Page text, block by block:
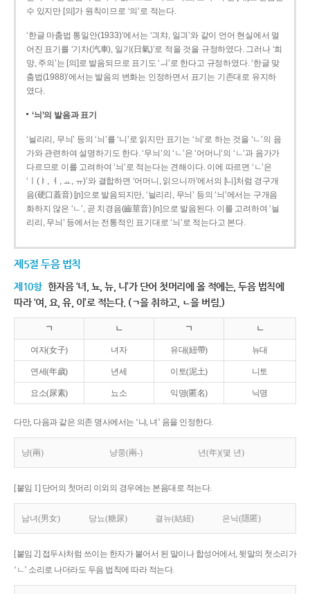
수 있지만 [의]가 원칙이므로 ‘의’로 적는다.
‘한글 마춤법 통일안(1933)’에서는 ‘긔챠, 일긔’와 같이 언어 현실에서 멀
어진 표기를 ‘기차(汽車), 일기(日氣)’로 적을 것을 규정하였다. 그러나 ‘희
망, 주의’는 [의]로 발음되므로 표기도 ‘ㅢ’로 한다고 규정하였다. ‘한글 맞
춤법(1988)’에서는 발음의 변화는 인정하면서 표기는 기존대로 유지하
였다.
‘늬’의 발음과 표기
‘늴리리, 무늬’ 등의 ‘늬’를 ‘니’로 읽지만 표기는 ‘늬’로 하는 것을 ‘ㄴ’의 음
가와 관련하여 설명하기도 한다. ‘무늬’의 ‘ㄴ’은 ‘어머니’의 ‘ㄴ’과 음가가
다르므로 이를 고려하여 ‘늬’로 적는다는 견해이다. 이에 따르면 ‘ㄴ’은
‘ㅣ(ㅑ, ㅕ, ㅛ, ㅠ)’와 결합하면 ‘어머니, 읽으니까’에서의 [니]처럼 경구개
음(硬口蓋音) [ɲ]으로 발음되지만, ‘늴리리, 무늬’ 등의 ‘늬’에서는 구개음
화하지 않은 ‘ㄴ’, 곧 치경음(齒莖音) [n]으로 발음된다. 이를 고려하여 ‘늴
리리, 무늬’ 등에서는 전통적인 표기대로 ‘늬’로 적는다고 본다.
제5절 두음 법칙
제10항 한자음 ‘녀, 뇨, 뉴, 니’가 단어 첫머리에 올 적에는, 두음 법칙에
따라 ‘여, 요, 유, 이’로 적는다. (ㄱ을 취하고, ㄴ을 버림.)
ㄱ ㄴ ㄱ ㄴ
여자(女子) 녀자 유대(紐帶) 뉴대
연세(年歲) 년세 이토(泥土) 니토
요소(尿素) 뇨소 익명(匿名) 닉명
다만, 다음과 같은 의존 명사에서는 ‘냐, 녀’ 음을 인정한다.
냥(兩) 냥쭝(兩-) 년(年)(몇 년)
[붙임 1] 단어의 첫머리 이외의 경우에는 본음대로 적는다.
남녀(男女) 당뇨(糖尿) 결뉴(結紐) 은닉(隱匿)
[붙임 2] 접두사처럼 쓰이는 한자가 붙어서 된 말이나 합성어에서, 뒷말의 첫소리가
‘ㄴ’ 소리로 나더라도 두음 법칙에 따라 적는다.